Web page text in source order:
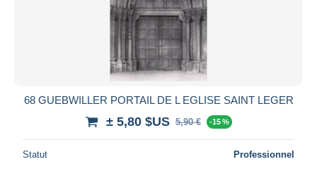
68 GUEBWILLER PORTAIL DE L EGLISE SAINT LEGER
± 5,80 $US 5,90 € -15 %
Statut Professionnel